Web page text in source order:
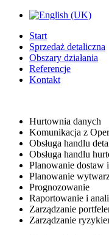
Start
Sprzedaż detaliczna
Obszary działania
Referencje
Kontakt
Hurtownia danych
Komunikacja z
Obsługa handlu
Obsługa handlu
Planowanie dostaw
Planowanie
Prognozowanie
Raportowanie i
Zarządzanie
Zarządzanie